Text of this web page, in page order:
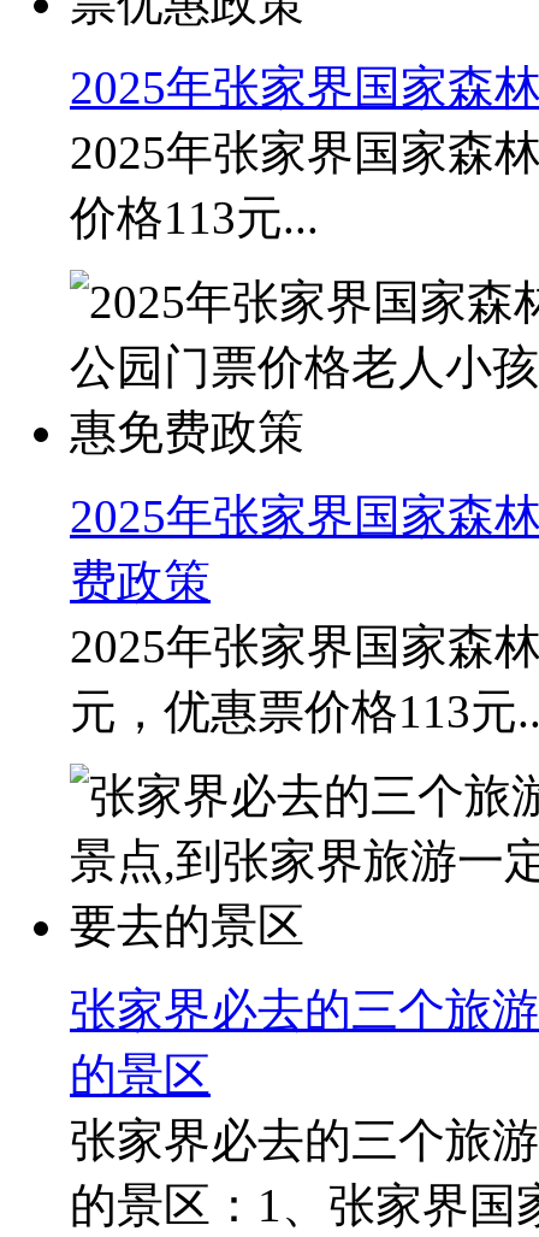
2025年张家界国家森
2025年张家界国家森
价格113元...
2025年张家界国家森
费政策
2025年张家界国家森
元，优惠票价格113元
张家界必去的三个旅
的景区
张家界必去的三个旅
的景区：1、张家界国